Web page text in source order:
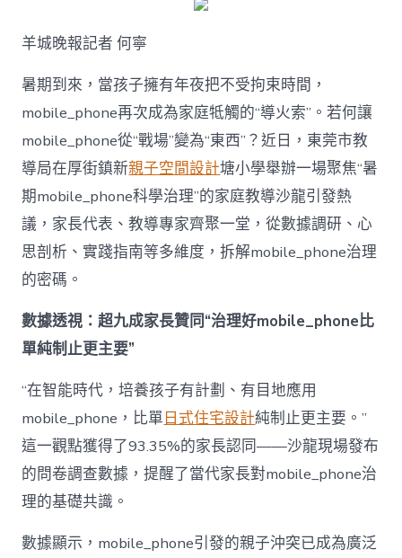
治
理
難
題？
讓
mobilJIUYI
俱
意
空
間
設
成
為
東
西”，
而
非
“家
庭
中
羊城晚報記者 何寧
暑期到來，當孩子擁有年夜把不受拘束時間，
mobile_phone再次成為家庭牴觸的“導火索”。若何讓
mobile_phone從“戰場”變為“東西”？近日，東莞市教
導局在厚街鎮新親子空間設計塘小學舉辦一場聚焦“暑
期mobile_phone科學治理”的家庭教導沙龍引發熱
議，家長代表、教導專家齊聚一堂，從數據調研、心
思剖析、實踐指南等多維度，拆解mobile_phone治理
的密碼。
數據透視：超九成家長贊同“治理好mobile_phone比
單純制止更主要”
“在智能時代，培養孩子有計劃、有目地應用
mobile_phone，比單日式住宅設計純制止更主要。”
這一觀點獲得了93.35%的家長認同——沙龍現場發布
的問卷調查數據，提醒了當代家長對mobile_phone治
理的基礎共識。
數據顯示，mobile_phone引發的親子沖突已成為廣泛